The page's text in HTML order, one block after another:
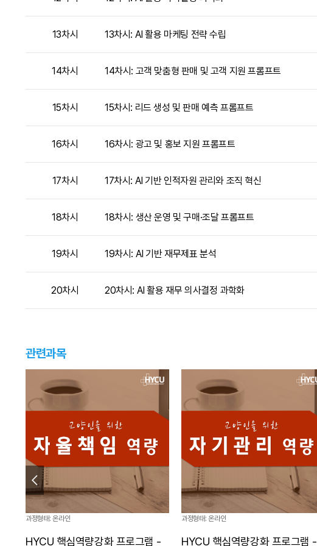
13차시 13차시: AI 활용 마케팅 전략 수립
14차시 14차시: 고객 맞춤형 판매 및 고객 지원 프롬프트
15차시 15차시: 리드 생성 및 판매 예측 프롬프트
16차시 16차시: 광고 및 홍보 지원 프롬프트
17차시 17차시: AI 기반 인적자원 관리와 조직 혁신
18차시 18차시: 생산 운영 및 구매·조달 프롬프트
19차시 19차시: AI 기반 재무제표 분석
20차시 20차시: AI 활용 재무 의사결정 과학화
관련과목
과정형태: 온라인
HYCU 핵심역량강화 프로그램 -
과정형태: 온라인
HYCU 핵심역량강화 프로그램 -